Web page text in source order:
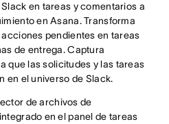
en tareas y comentarios a
en Asana. Transforma
pendientes en tareas
de entrega. Captura
que las solicitudes y las tareas
en el universo de Slack.
de archivos de
en el panel de tareas